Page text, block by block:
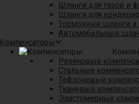
Шланги для газов и
Шланги для
Тормозные шланги и
Автомобильные
Компенсаторы
Резиновые
Стальные
Тефлоновые
Тканевые
Эластомерные